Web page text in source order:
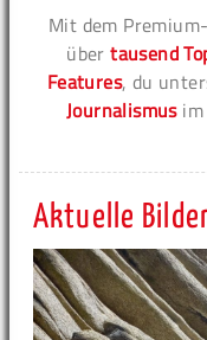
Mit dem
übertausend
Features, du
Journalismusim
Aktuelle